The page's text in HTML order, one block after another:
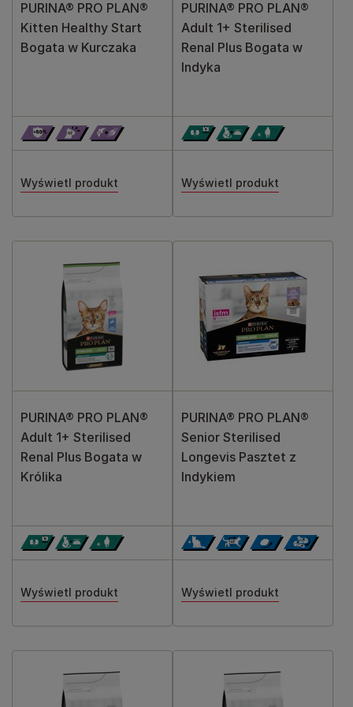
PURINA® PRO PLAN®
Kitten Healthy Start
Bogata w Kurczaka
Wyświetl produkt
PURINA® PRO PLAN®
Adult 1+ Sterilised
Renal Plus Bogata w
Indyka
Wyświetl produkt
PURINA® PRO PLAN®
Adult 1+ Sterilised
Renal Plus Bogata w
Królika
Wyświetl produkt
PURINA® PRO PLAN®
Senior Sterilised
Longevis Pasztet z
Indykiem
Wyświetl produkt